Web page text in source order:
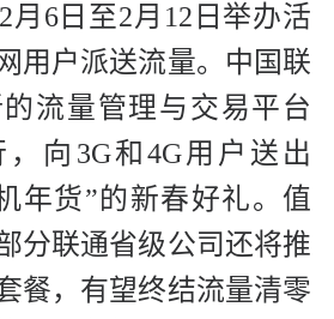
月6日至2月12日举办活
用户派送流量。中国联
流量管理与交易平台
向3G和4G用户送出
年货”的新春好礼。值
分联通省级公司还将推
餐，有望终结流量清零